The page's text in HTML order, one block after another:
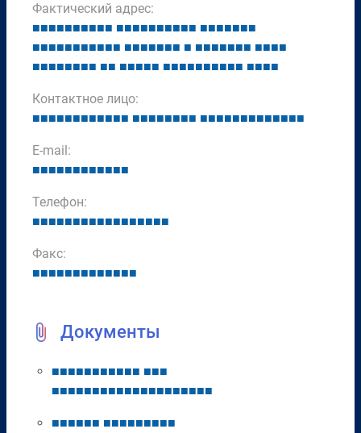
Фактический адрес:
■■■■■■■■■■ ■■■■■■■■■■ ■■■■■■■
■■■■■■■■■■■ ■■■■■■■ ■ ■■■■■■■ ■■■■
■■■■■■■■ ■■ ■■■■■ ■■■■■■■■■■ ■■■■
Контактное лицо:
■■■■■■■■■■■■ ■■■■■■■■ ■■■■■■■■■■■■■
E-mail:
■■■■■■■■■■■■
Телефон:
■■■■■■■■■■■■■■■■■
Факс:
■■■■■■■■■■■■■
Документы
■■■■■■■■■■■ ■■■
■■■■■■■■■■■■■■■■■■■■
■■■■■■ ■■■■■■■■■